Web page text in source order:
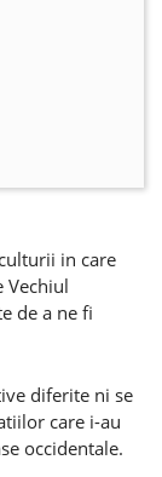
in care
Vechiul
de a ne fi
diferite ni se
care i-au
occidentale.